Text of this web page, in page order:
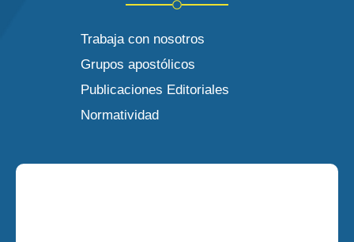
Trabaja con nosotros
Grupos apostólicos
Publicaciones Editoriales
Normatividad